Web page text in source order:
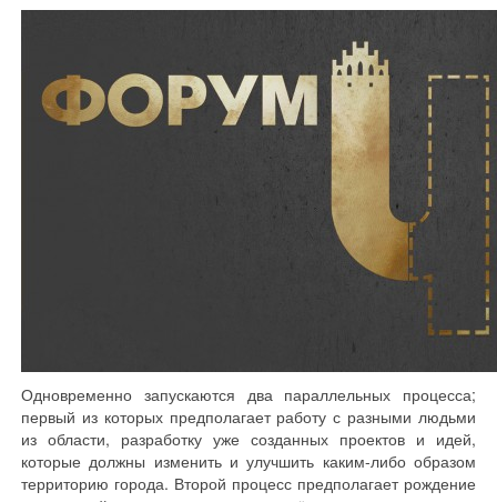
Одновременно запускаются два параллельных процесса;
первый из которых предполагает работу с разными людьми
из области, разработку уже созданных проектов и идей,
которые должны изменить и улучшить каким-либо образом
территорию города. Второй процесс предполагает рождение